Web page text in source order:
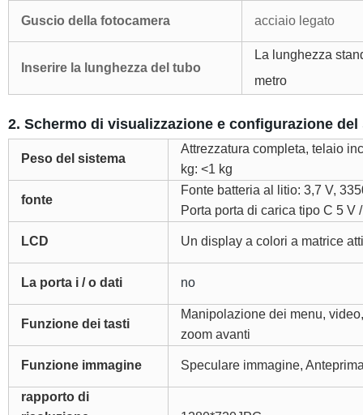
Guscio della fotocamera acciaio legato
Inserire la lunghezza del tubo
La lunghezza
metro
2. Schermo di visualizzazione e configurazione del
Peso del sistema
Attrezzatura completa, telaio
kg: <1 kg
fonte
Fonte batteria al litio: 3,7 V,
Porta porta di carica tipo C 5 V
LCD Un display a colori a matrice
La porta i / o dati no
Funzione dei tasti
Manipolazione dei menu,
zoom avanti
Funzione immagine Speculare immagine,
rapporto di